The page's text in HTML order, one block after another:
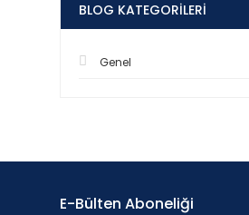
BLOG KATEGORILERI
Genel
E-Bülten Aboneliği